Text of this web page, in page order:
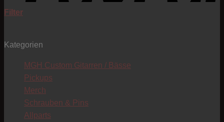
Filter
Kategorien
MGH Custom Gitarren / Bässe
Pickups
Merch
Schrauben & Pins
Allparts